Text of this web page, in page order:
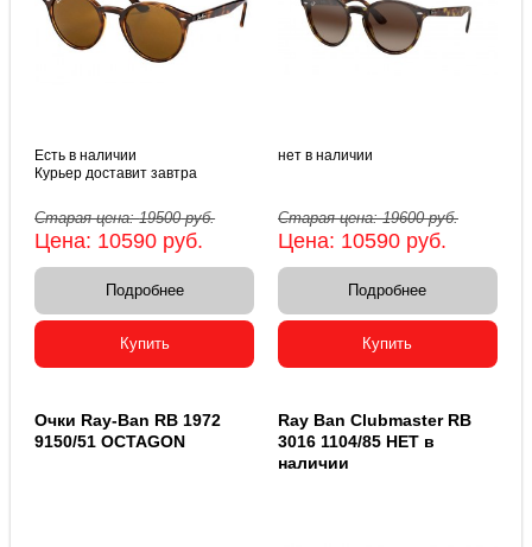
Есть в наличии
Курьер доставит завтра
Старая цена:19500руб.
Цена: 10590 руб.
Подробнее
Купить
нет в наличии
Старая цена:19600руб.
Цена: 10590 руб.
Подробнее
Купить
Очки Ray-Ban RB 1972
9150/51 OCTAGON
Ray Ban Clubmaster RB
3016 1104/85 НЕТ в
наличии